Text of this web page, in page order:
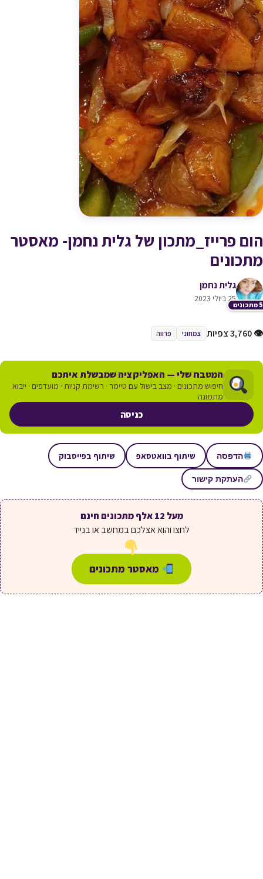
הום פרייז_מתכון של גלית נחמן- מאסטר
מתכונים
גלית נחמן
25 ביולי 2023
👁 3,760 צפיות צמחוני פרווה
המטבח שלי — האפליקציה שמבשלת איתכם
חיפוש מתכונים · מצב בישול עם טיימר · רשימת קניות · מועדפים · ייבוא
מתמונה
כניסה
הדפסה שיתוף בוואטסאפ שיתוף בפייסבוק
העתקת קישור
מעל 12 אלף מתכונים חינם
לחצו והוא אצלכם במחשב או בנייד
מאסטר מתכונים